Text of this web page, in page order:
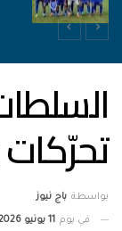
بواسطة باج نيوز
في يوم 11 يونيو 2026 10:58 ص